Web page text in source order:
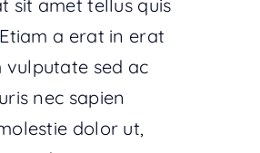
sit amet tellus quis
a erat in erat
vulputate sed ac
nec sapien
dolor ut,